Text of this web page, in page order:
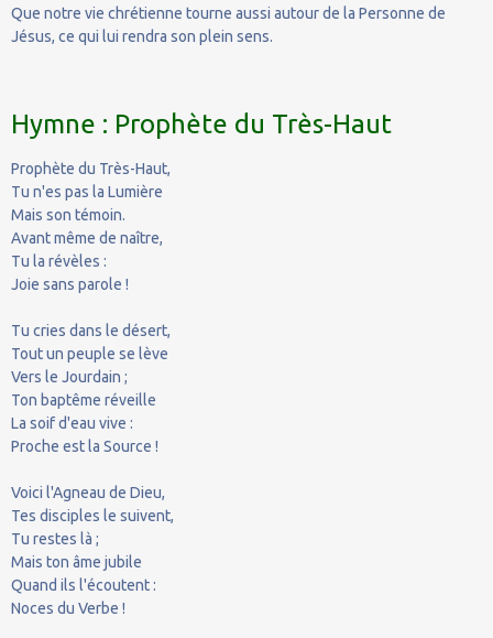
Que notre vie chrétienne tourne aussi autour de la Personne de
Jésus, ce qui lui rendra son plein sens.
Hymne : Prophète du Très-Haut
Prophète du Très-Haut,
Tu n'es pas la Lumière
Mais son témoin.
Avant même de naître,
Tu la révèles :
Joie sans parole !
Tu cries dans le désert,
Tout un peuple se lève
Vers le Jourdain ;
Ton baptême réveille
La soif d'eau vive :
Proche est la Source !
Voici l'Agneau de Dieu,
Tes disciples le suivent,
Tu restes là ;
Mais ton âme jubile
Quand ils l'écoutent :
Noces du Verbe !